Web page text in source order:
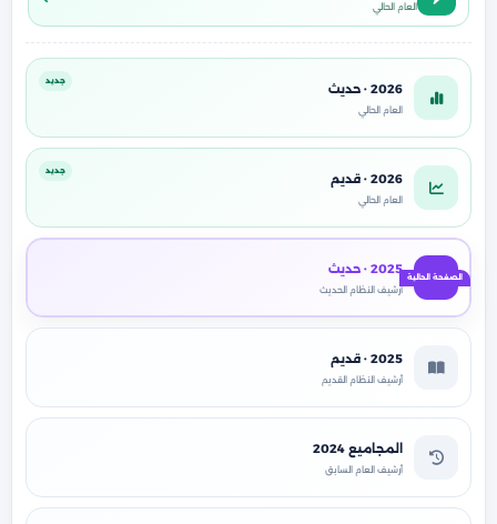
العام الحالي
2026 · حديث
العام الحالي
جديد
2026 · قديم
العام الحالي
جديد
2025 · حديث
أرشيف النظام الحديث
2025 · قديم
أرشيف النظام القديم
المجاميع 2024
أرشيف العام السابق